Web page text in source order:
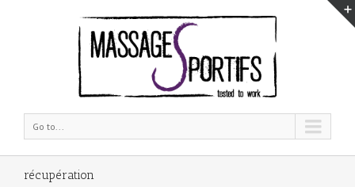
Go to...
récupération